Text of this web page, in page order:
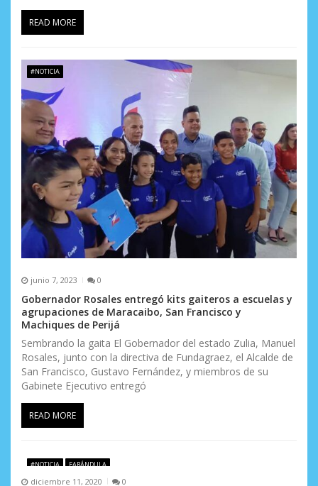
READ MORE
#NOTICIA
junio 7, 2023 0
Gobernador Rosales entregó kits gaiteros a escuelas y
agrupaciones de Maracaibo, San Francisco y
Machiques de Perijá
Sembrando la gaita El Gobernador del estado Zulia, Manuel
Rosales, junto con la directiva de Fundagraez, el Alcalde de
San Francisco, Gustavo Fernández, y miembros de su
Gabinete Ejecutivo entregó
READ MORE
#NOTICIA FARÁNDULA
diciembre 11, 2020 0